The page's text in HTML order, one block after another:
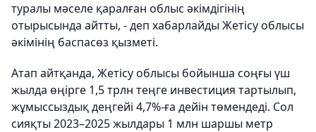
туралы мәселе қаралған облыс әкімдігінің
отырысында айтты, - деп хабарлайды Жетісу облысы
әкімінің баспасөз қызметі.
Атап айтқанда, Жетісу облысы бойынша соңғы үш
жылда өңірге 1,5 трлн теңге инвестиция тартылып,
жұмыссыздық деңгейі 4,7%-ға дейін төмендеді. Сол
сияқты 2023–2025 жылдары 1 млн шаршы метр